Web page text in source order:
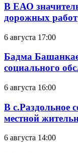
В ЕАО
дорожных работ
6 августа 17:00
Бадма
социального
6 августа 16:00
В с.Раздольное
местной
6 августа 14:00